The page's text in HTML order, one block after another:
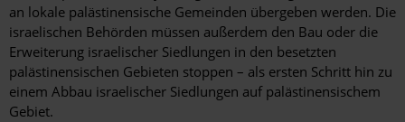
an lokale palästinensische Gemeinden übergeben werden. Die
israelischen Behörden müssen außerdem den Bau oder die
Erweiterung israelischer Siedlungen in den besetzten
palästinensischen Gebieten stoppen – als ersten Schritt hin zu
einem Abbau israelischer Siedlungen auf palästinensischem
Gebiet.